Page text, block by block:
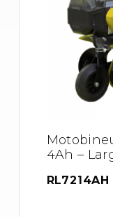
4Ah –
RL7214AH